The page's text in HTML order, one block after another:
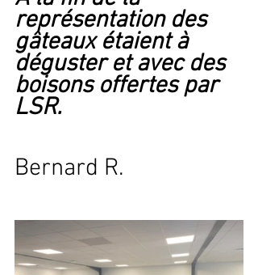
représentation des
gâteaux étaient à
déguster et avec des
boisons offertes par
LSR.
Bernard R.